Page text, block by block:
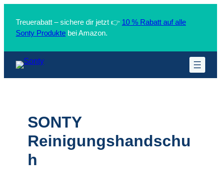
Inhalt
springen
Treuerabatt – sichere dir jetzt 👉 10 % Rabatt auf alle
Sonty Produkte bei Amazon.
SONTY
Reinigungshandschu
h